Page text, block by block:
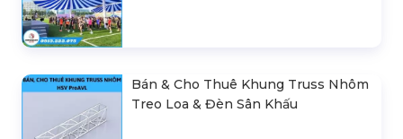
Bán & Cho Thuê Khung Truss Nhôm
Treo Loa & Đèn Sân Khấu